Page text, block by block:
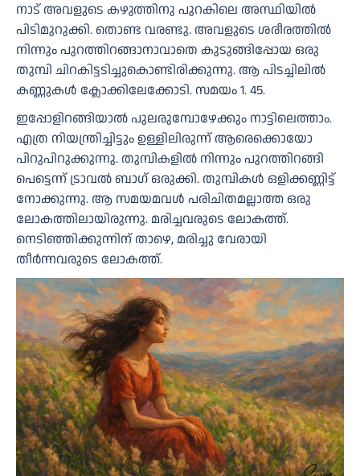
നാട് അവളുടെ കഴുത്തിനു പുറകിലെ അസ്ഥിയിൽ
പിടിമുറുക്കി. തൊണ്ട വരണ്ടു. അവളുടെ ശരീരത്തിൽ
നിന്നും പുറത്തിറങ്ങാനാവാതെ കുടുങ്ങിപ്പോയ ഒരു
തുമ്പി ചിറകിട്ടടിച്ചുകൊണ്ടിരിക്കുന്നു. ആ പിടച്ചിലിൽ
കണ്ണുകൾ ക്ലോക്കിലേക്കോടി. സമയം 1. 45.
ഇപ്പോളിറങ്ങിയാൽ പുലരുമ്പോഴേക്കും നാട്ടിലെത്താം.
എത്ര നിയന്ത്രിച്ചിട്ടും ഉള്ളിലിരുന്ന് ആരെക്കൊയോ
പിറുപിറുക്കുന്നു. തുമ്പികളിൽ നിന്നും പുറത്തിറങ്ങി
പെട്ടെന്ന് ട്രാവൽ ബാഗ് ഒരുക്കി. തുമ്പികൾ ഒളിക്കണ്ണിട്ട്
നോക്കുന്നു. ആ സമയമവൾ പരിചിതമല്ലാത്ത ഒരു
ലോകത്തിലായിരുന്നു. മരിച്ചവരുടെ ലോകത്ത്.
നെടിഞ്ഞിക്കുന്നിന് താഴെ, മരിച്ചു വേരായി
തീർന്നവരുടെ ലോകത്ത്.